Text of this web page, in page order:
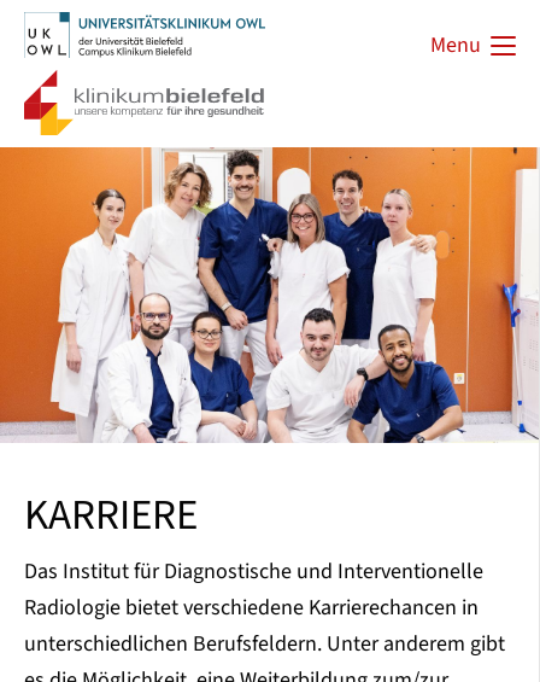
Menu
KARRIERE
Das Institut für Diagnostische und Interventionelle
Radiologie bietet verschiedene Karrierechancen in
unterschiedlichen Berufsfeldern. Unter anderem gibt